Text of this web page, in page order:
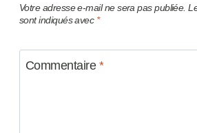
Votre adresse e-mail ne sera pas publiée.
sont indiqués avec *
Commentaire *